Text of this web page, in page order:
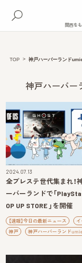
関西を
TOP 神戸ハーバーランド
神戸ハーバー
2024.07.13
全プレステ世代集まれ！
ーバーランドで「
OP UP STORE 」を開催
【速報】今日の最新ニュース
イ
神戸
神戸ハーバーランドumie